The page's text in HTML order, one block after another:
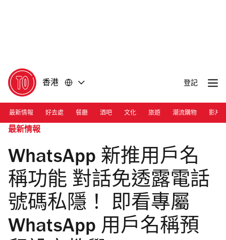
香港 登記
最新情報 好去處 餐廳 酒吧 文化 旅遊 潮流購物 影片
最新情報
WhatsApp 新推用戶名
稱功能 對話免透露電話
號碼私隱！ 即看專屬
WhatsApp 用戶名稱預